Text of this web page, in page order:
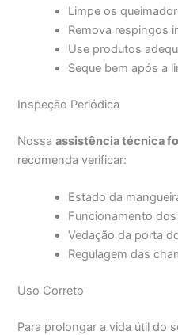
Limpe os
Remova respingos
Use produtos
Seque bem após a
Inspeção Periódica
Nossaassistência técnica
recomenda verificar:
Estado da
Funcionamento
Vedação da porta
Regulagem das
Uso Correto
Para prolongar a vida útil do